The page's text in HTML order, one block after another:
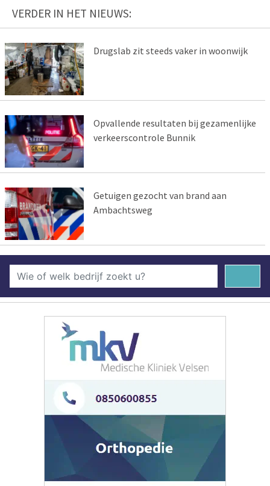
VERDER IN HET NIEUWS:
Drugslab zit steeds vaker in woonwijk
Opvallende resultaten bij gezamenlijke
verkeerscontrole Bunnik
Getuigen gezocht van brand aan
Ambachtsweg